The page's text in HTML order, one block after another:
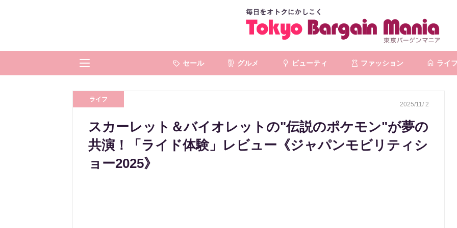
セール グルメ ビューティ ファッション ライフ
ライフ
2025/11/ 2
スカーレット＆バイオレットの"伝説のポケモン"が夢の
共演！「ライド体験」レビュー《ジャパンモビリティシ
ョー2025》